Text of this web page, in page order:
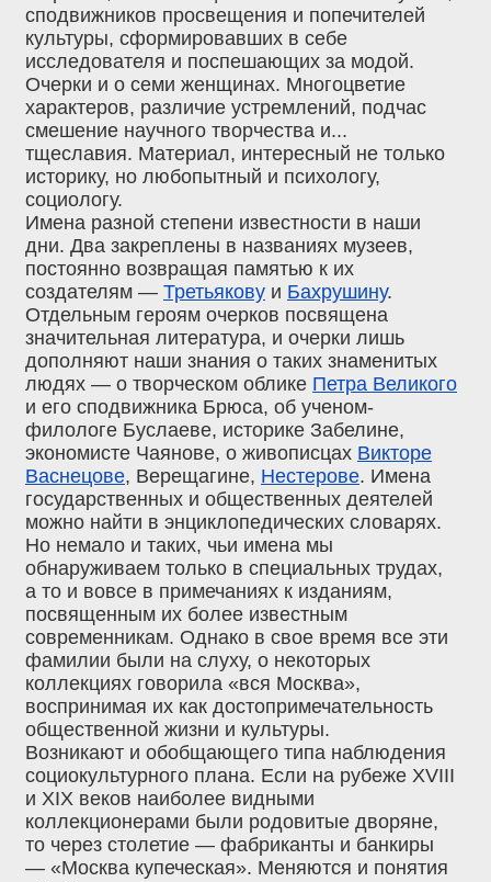
сподвижников просвещения и попечителей
культуры, сформировавших в себе
исследователя и поспешающих за модой.
Очерки и о семи женщинах. Многоцветие
характеров, различие устремлений, подчас
смешение научного творчества и...
тщеславия. Материал, интересный не только
историку, но любопытный и психологу,
социологу.
Имена разной степени известности в наши
дни. Два закреплены в названиях музеев,
постоянно возвращая памятью к их
создателям — Третьякову и Бахрушину.
Отдельным героям очерков посвящена
значительная литература, и очерки лишь
дополняют наши знания о таких знаменитых
людях — о творческом облике Петра Великого
и его сподвижника Брюса, об ученом-
филологе Буслаеве, историке Забелине,
экономисте Чаянове, о живописцах Викторе
Васнецове, Верещагине, Нестерове. Имена
государственных и общественных деятелей
можно найти в энциклопедических словарях.
Но немало и таких, чьи имена мы
обнаруживаем только в специальных трудах,
а то и вовсе в примечаниях к изданиям,
посвященным их более известным
современникам. Однако в свое время все эти
фамилии были на слуху, о некоторых
коллекциях говорила «вся Москва»,
воспринимая их как достопримечательность
общественной жизни и культуры.
Возникают и обобщающего типа наблюдения
социокультурного плана. Если на рубеже XVIII
и XIX веков наиболее видными
коллекционерами были родовитые дворяне,
то через столетие — фабриканты и банкиры
— «Москва купеческая». Меняются и понятия